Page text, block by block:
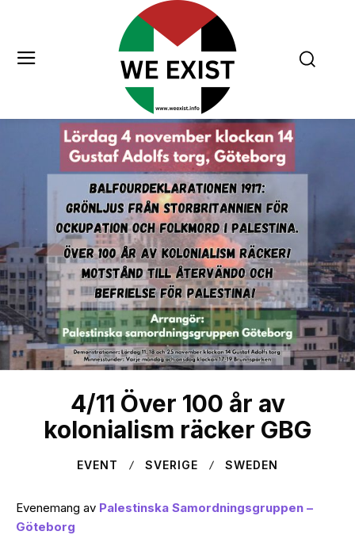
4/11 Över 100 år av
kolonialism räcker GBG
EVENT SVERIGE SWEDEN
Evenemang av Palestinska Samordningsgruppen –
Göteborg